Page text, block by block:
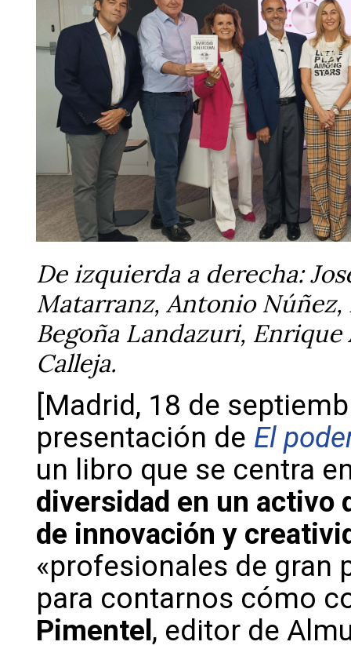
De izquierda a derecha:
Matarranz, Antonio
Begoña Landazuri, Enrique
Calleja.
[Madrid, 18 de
presentación de El
un libro que se centra
diversidad en un activo
de innovación y
«profesionales de gran
para contarnos cómo
Pimentel , editor de